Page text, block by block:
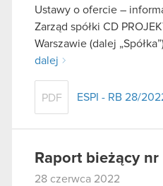
Ustawy o ofercie –
Zarząd spółki CD
Warszawie (dalej
dalej
PDF ESPI - RB 28/
Raport bieżący
28 czerwca 2022